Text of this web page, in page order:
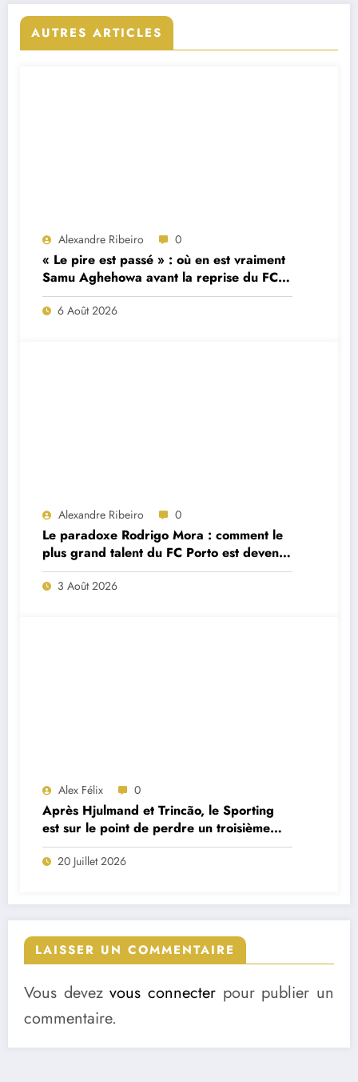
AUTRES ARTICLES
Alexandre Ribeiro 0
« Le pire est passé » : où en est vraiment
Samu Aghehowa avant la reprise du FC
Porto ?
6 Août 2026
Alexandre Ribeiro 0
Le paradoxe Rodrigo Mora : comment le
plus grand talent du FC Porto est devenu
un remplaçant de luxe
3 Août 2026
Alex Félix 0
Après Hjulmand et Trincão, le Sporting
est sur le point de perdre un troisième
cadre
20 Juillet 2026
LAISSER UN COMMENTAIRE
Vous devezvous connecter pour publier un
commentaire.